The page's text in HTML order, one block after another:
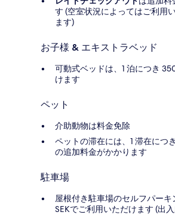
す (空室状況によってはご利用
ます)
お子様 & エキストラベッド
可動式ベッドは、1 泊につき
けます
ペット
介助動物は料金免除
ペットの滞在には、1 滞在につ
の追加料金がかかります
駐車場
屋根付き駐車場のセルフパーキ
SEKでご利用いただけます (出